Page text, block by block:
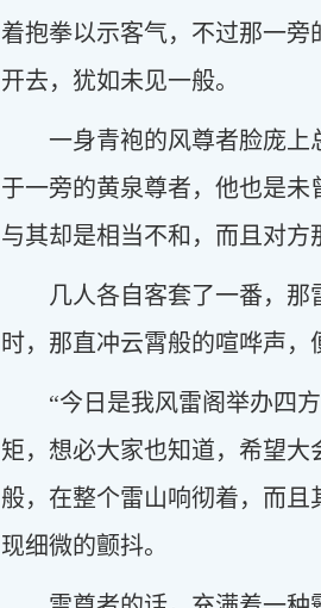
着抱拳以示客气，不过那一
开去，犹如未见一般。
一身青袍的风尊者脸庞上
于一旁的黄泉尊者，他也是
与其却是相当不和，而且对方
几人各自客套了一番，
时，那直冲云霄般的喧哗声，
“今日是我风雷阁举办四
矩，想必大家也知道，希望
般，在整个雷山响彻着，而
现细微的颤抖。